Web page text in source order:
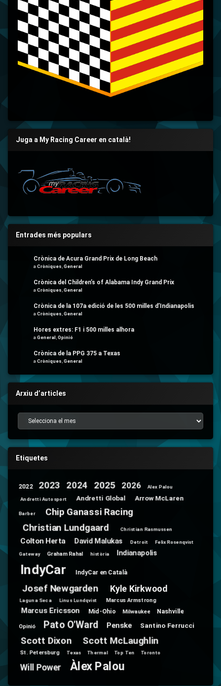
Juga a My Racing Career en català!
Entrades més populars
Crònica de Acura Grand Prix de Long Beach
a Cròniques General
Crònica del Children’s of Alabama Indy Grand Prix
a Cròniques General
Crònica de la 107a edició de les 500 milles d’Indianapolis
a Cròniques General
Hores extres: F1 i 500 milles alhora
a General Opinió
Crònica de la PPG 375 a Texas
a Cròniques General
Arxiu d’articles
Arxiu d’articles
Etiquetes
2022 2023 2024 2025 2026 Alex Palou
Andretti Autosport Andretti Global Arrow McLaren
Barber
Chip Ganassi Racing
Christian Lundgaard
Christian Rasmussen
Colton Herta David Malukas Detroit Felix Rosenqvist
Gateway Graham Rahal història Indianapolis
IndyCar IndyCar en Català
Josef Newgarden Kyle Kirkwood
Laguna Seca Linus Lundqvist Marcus Armstrong
Marcus Ericsson Mid-Ohio Milwaukee Nashville
Opinió Pato O'Ward Penske Santino Ferrucci
Scott Dixon Scott McLaughlin
St. Petersburg Texas Thermal Top Ten Toronto
Will Power Àlex Palou